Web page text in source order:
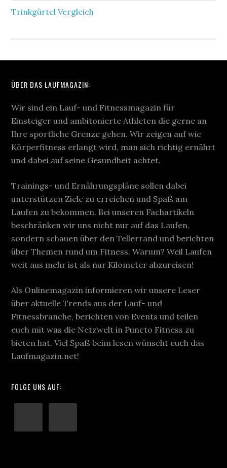
Trinkgürtel Vergleich
ÜBER DAS LAUFMAGAZIN:
Wir sind ein Lauf- und Fitnessmagazin für
Einsteiger und ambitonierte Athleten die gerne an
Ihre sportliche Grenze gehen. Wir zeigen auf wie
Körperfitness erlangt wird, man sich richtig ernährt
und dabei auf seine Gesundheit achtet.
Trainings- und Ernährungspläne sollen dabei
unterstützen Ziele zu erreichen und Spaß am
Laufen zu bekommen. Bei unseren Fachartikeln
beschränken wir uns nicht nur auf das Laufen,
sondern schauen über den Tellerrand und berichten
über Themen rund um Fitness. Warum? Weil Laufen
weit aus mehr ist als nur Kilometer abzureisen!
Als Onlinemagazin informieren wir unsere Leser
über aktuelle Trends aus der Lauf- und
Fitnessbranche, berichten von Events und teilen
euch mit was die Netzwelt in Puncto Fitness zu
bieten hat. Viel Spaß beim lesen wünscht euch das
Laufmagazin.net!
FOLGE UNS AUF: